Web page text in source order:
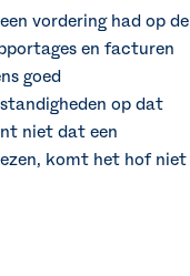
vordering had op de
en facturen
goed
op dat
niet dat een
komt het hof niet